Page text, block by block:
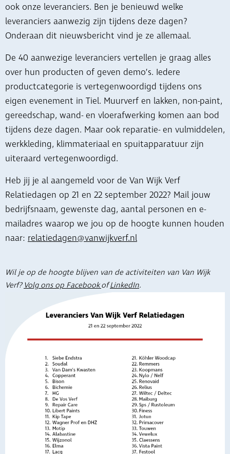
ook onze leveranciers. Ben je benieuwd welke
leveranciers aanwezig zijn tijdens deze dagen?
Onderaan dit nieuwsbericht vind je ze allemaal.
De 40 aanwezige leveranciers vertellen je graag alles
over hun producten of geven demo’s. Iedere
productcategorie is vertegenwoordigd tijdens ons
eigen evenement in Tiel. Muurverf en lakken, non-paint,
gereedschap, wand- en vloerafwerking komen aan bod
tijdens deze dagen. Maar ook reparatie- en vulmiddelen,
werkkleding, klimmateriaal en spuitapparatuur zijn
uiteraard vertegenwoordigd.
Heb jij je al aangemeld voor de Van Wijk Verf
Relatiedagen op 21 en 22 september 2022? Mail jouw
bedrijfsnaam, gewenste dag, aantal personen en e-
mailadres waarop we jou op de hoogte kunnen houden
naar: relatiedagen@vanwijkverf.nl
Wil je op de hoogte blijven van de activiteiten van Van Wijk
Verf?Volg ons op FacebookofLinkedIn.